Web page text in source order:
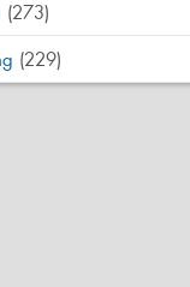
(273)
(229)